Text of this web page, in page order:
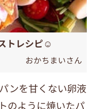
トレシピ☺︎
おかちまいさん
ンを甘くない卵液
のように焼いたパ